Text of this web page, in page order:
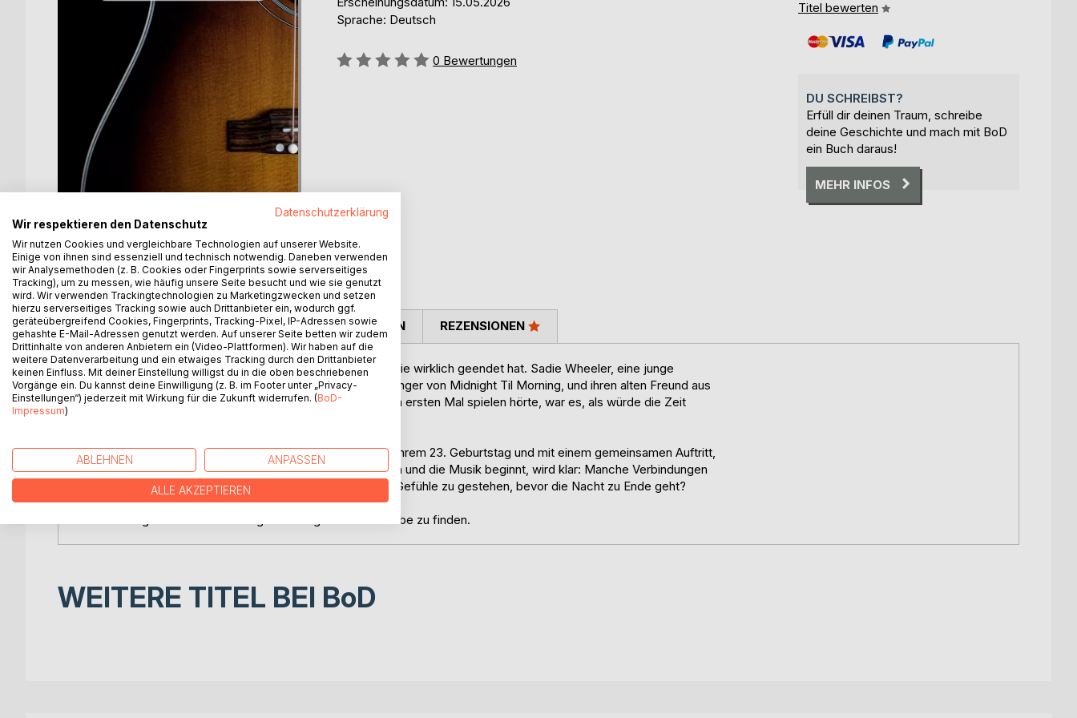
Sprache: Deutsch
Bewertung::
0 Bewertungen
Titel bewerten
DU SCHREIBST?
Erfüll dir deinen Traum, schreibe
deine Geschichte und mach mit BoD
ein Buch daraus!
MEHR INFOS
BESCHREIBUNG
Ein Sommerabend, ein Song und eine Kindheitsliebe, die nie wirklich geendet hat. Sadie Wheeler, eine junge
Musikliebhaberin, trifft unerwartet auf Conor, einen der Sänger von Midnight Til Morning, und ihren alten Freund aus
Kindertagen. Als sie ihn auf dem Schulfest vor Jahren zum ersten Mal spielen hörte, war es, als würde die Zeit
Jetzt, Jahre später, steht sie plötzlich auf der Bühne - an ihrem 23. Geburtstag und mit einem gemeinsamen Auftritt,
der alles verändern könnte. Während die Lichter ausgehen und die Musik beginnt, wird klar: Manche Verbindungen
sind stärker als die Zeit. Werden sie den Mut finden, ihre Gefühle zu gestehen, bevor die Nacht zu Ende geht?
PS: »Midnight Echo« ist mein eigener Song und auf Youtube zu finden.
AUTOR/IN PRESSESTIMMEN REZENSIONEN
WEITERE TITEL BEI BoD
Datenschutzerklärung
Wir respektieren den Datenschutz
Wir nutzen Cookies und vergleichbare Technologien auf unserer Website.
Einige von ihnen sind essenziell und technisch notwendig. Daneben verwenden
wir Analysemethoden (z. B. Cookies oder Fingerprints sowie serverseitiges
Tracking), um zu messen, wie häufig unsere Seite besucht und wie sie genutzt
wird. Wir verwenden Trackingtechnologien zu Marketingzwecken und setzen
hierzu serverseitiges Tracking sowie auch Drittanbieter ein, wodurch ggf.
geräteübergreifend Cookies, Fingerprints, Tracking-Pixel, IP-Adressen sowie
gehashte E-Mail-Adressen genutzt werden. Auf unserer Seite betten wir zudem
Drittinhalte von anderen Anbietern ein (Video-Plattformen). Wir haben auf die
weitere Datenverarbeitung und ein etwaiges Tracking durch den Drittanbieter
keinen Einfluss. Mit deiner Einstellung willigst du in die oben beschriebenen
Vorgänge ein. Du kannst deine Einwilligung (z. B. im Footer unter „Privacy-
Einstellungen“) jederzeit mit Wirkung für die Zukunft widerrufen. (BoD-
Impressum)
ABLEHNEN ANPASSEN
ALLE AKZEPTIEREN